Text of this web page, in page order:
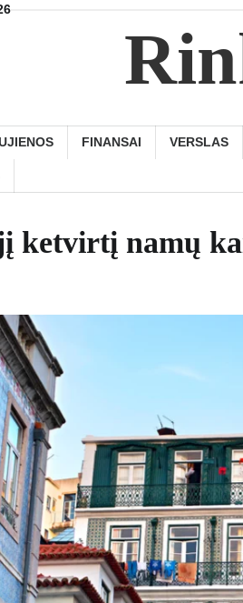
FINANSAI VERSLAS
ketvirtį namų